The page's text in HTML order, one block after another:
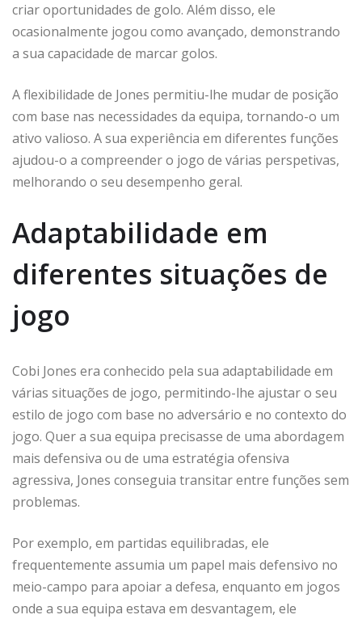
criar oportunidades de golo. Além disso, ele
ocasionalmente jogou como avançado, demonstrando
a sua capacidade de marcar golos.
A flexibilidade de Jones permitiu-lhe mudar de posição
com base nas necessidades da equipa, tornando-o um
ativo valioso. A sua experiência em diferentes funções
ajudou-o a compreender o jogo de várias perspetivas,
melhorando o seu desempenho geral.
Adaptabilidade em
diferentes situações de
jogo
Cobi Jones era conhecido pela sua adaptabilidade em
várias situações de jogo, permitindo-lhe ajustar o seu
estilo de jogo com base no adversário e no contexto do
jogo. Quer a sua equipa precisasse de uma abordagem
mais defensiva ou de uma estratégia ofensiva
agressiva, Jones conseguia transitar entre funções sem
problemas.
Por exemplo, em partidas equilibradas, ele
frequentemente assumia um papel mais defensivo no
meio-campo para apoiar a defesa, enquanto em jogos
onde a sua equipa estava em desvantagem, ele